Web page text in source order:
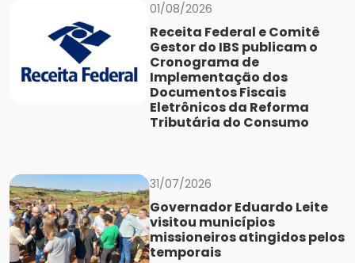
01/08/2026
Receita Federal e Comitê
Gestor do IBS publicam o
Cronograma de
Implementação dos
Documentos Fiscais
Eletrônicos da Reforma
Tributária do Consumo
31/07/2026
Governador Eduardo Leite
visitou municípios
missioneiros atingidos pelos
temporais